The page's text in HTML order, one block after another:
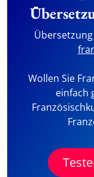
Wollen Sie
einfach